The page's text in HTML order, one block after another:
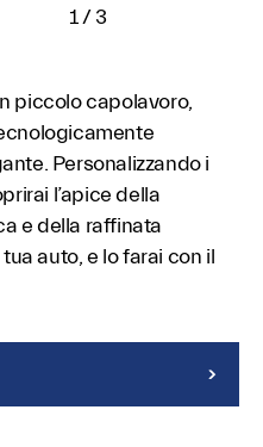
1/3
piccolo capolavoro,
Personalizzando i
l’apice della
e della raffinata
auto, e lo farai con il